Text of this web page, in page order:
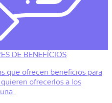
DE BENEFÍCIOS
que ofrecen beneficios para
ofrecerlos a los